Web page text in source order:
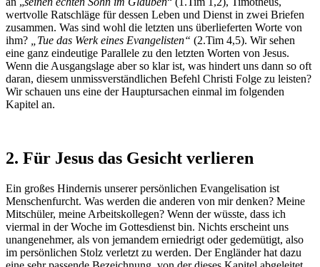
wertvolle Ratschläge für dessen Leben und Dienst in zwei Briefen
zusammen. Was sind wohl die letzten uns überlieferten Worte von
ihm?
„Tue das Werk eines Evangelisten“ (2.Tim 4,5). Wir sehen
eine ganz eindeutige Parallele zu den letzten Worten von Jesus.
Wenn die Ausgangslage aber so klar ist, was hindert uns dann so oft
daran, diesem unmissverständlichen Befehl Christi Folge zu leisten?
Wir schauen uns eine der Hauptursachen einmal im folgenden
Kapitel an.
2. Für Jesus das Gesicht verlieren
Ein großes Hindernis unserer persönlichen Evangelisation ist
Menschenfurcht. Was werden die anderen von mir denken? Meine
Mitschüler, meine Arbeitskollegen? Wenn der wüsste, dass ich
viermal in der Woche im Gottesdienst bin. Nichts erscheint uns
unangenehmer, als von jemandem erniedrigt oder gedemütigt, also
im persönlichen Stolz verletzt zu werden. Der Engländer hat dazu